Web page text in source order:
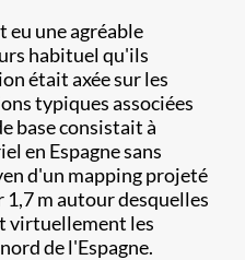
eu une agréable
habituel qu'ils
était axée sur les
typiques associées
base consistait à
en Espagne sans
d'un mapping projeté
1,7 m autour desquelles
virtuellement les
de l'Espagne.